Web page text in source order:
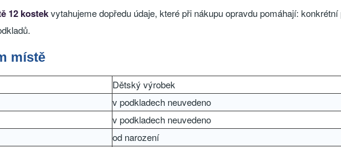
12 kostekvytahujeme dopředu údaje, které při nákupu opravdu pomáhají:
místě
Dětský výrobek
v podkladech neuvedeno
v podkladech neuvedeno
od narození